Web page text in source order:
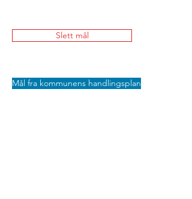
Slett mål
Mål fra kommunens handlingsplan